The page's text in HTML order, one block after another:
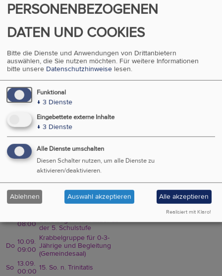
EVANGELISCH IN WIEN
VERANSTALTUNGSÜBERSICHT
Sie möchten eine Veranstaltung auf dieser Seite eintragen? Sie
Kategorien
So 06.09.
18:00
Pauli-Bar nach dem
Gottesdienst
Kirche, Gemeindesaal,
Küche, Gesprächsraum
Mi 08:00 Schulbeginn für Kinder ab
der 5. Schulstufe
Do 10.09.
09:00
Krabbelgruppe für 0-3-
Jährige und Begleitung
(Gemeindesaal)
So 13.09.
00:00 15. So. n. Trinitatis
PERSONENBEZOGENEN
DATEN UND COOKIES
Bitte die Dienste und Anwendungen von Drittanbietern
auswählen, die Sie nutzen möchten. Für weitere Informationen
bitte unsere Datenschutzhinweise lesen.
Funktional
↓ 3 Dienste
Eingebettete externe Inhalte
↓ 3 Dienste
Alle Dienste umschalten
Diesen Schalter nutzen, um alle Dienste zu
aktivieren/deaktivieren.
Ablehnen Auswahl akzeptieren Alle akzeptieren
Realisiert mit Klaro!